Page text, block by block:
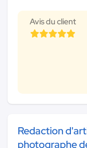
Avis du client
Redaction
photographe